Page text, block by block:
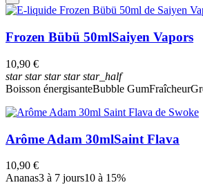
Frozen Bübü 50mlSaiyen Vapors
10,90 €
starstarstarstarstar_half
Boisson énergisanteBubble GumFraîcheur
Arôme Adam 30mlSaint Flava
10,90 €
Ananas3 à 7 jours10 à 15%